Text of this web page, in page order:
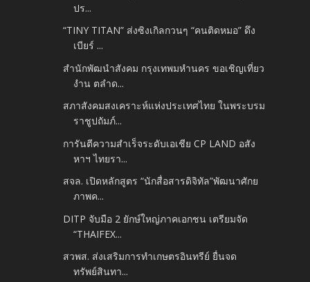
ปร...
“TINY TITAN” ส่งซิงเกิลกวนๆ “คนติดหมอ” ดึง
เบียร์ ...
สำนักพัฒนำสังคม กรุงเทพมหำนคร ขอเชิญเที่ยว
งำน ตลำด...
สภาสังคมสงเคราะห์แห่งประเทศไทย ในพระบรม
ราชูปถัมภ์...
การันตีความสำเร็จระดับเอเชีย CP LAND อสัง
หาฯ ไทยรา...
สจล. เปิดหลักสูตร “นักสื่อสารดิจิทัล”พัฒนาศักย
ภาพค...
DITP จับมือ 2 ยักษ์ใหญ่ภาคเอกชน เตรียมจัด
“THAIFEX...
สวพส. ส่งเสริมการทำเกษตรอินทรีย์ ยื่นจด
ทรัพย์สินทา...